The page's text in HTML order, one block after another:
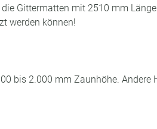
die Gittermatten mit 2510 mm
werden können!
bis 2.000 mm Zaunhöhe. Andere